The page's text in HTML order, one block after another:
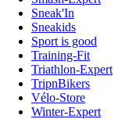
Sneak'In
Sneakids
Sport is good
Training-Fit
Triathlon-Expert
TripnBikers
Vélo-Store
Winter-Expert